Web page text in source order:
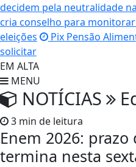
decidem pela neutralidade
cria conselho para
eleições
Pix Pensão
solicitar
EM ALTA
MENU
NOTÍCIAS
3 min de leitura
Enem 2026: prazo
termina nesta